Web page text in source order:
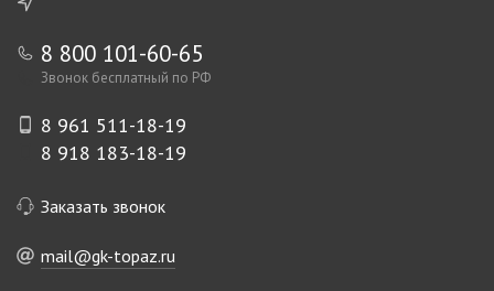
8 800 101-60-65
Звонок бесплатный по РФ
8 961 511-18-19
8 918 183-18-19
Заказать звонок
mail@gk-topaz.ru